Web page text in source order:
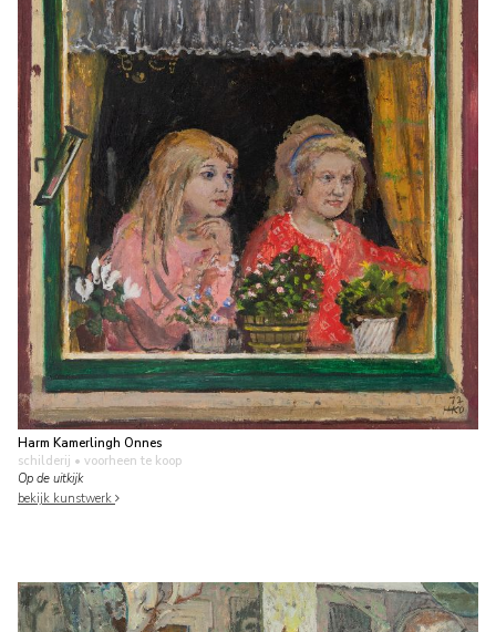
Harm Kamerlingh Onnes
schilderij • voorheen te koop
Op de uitkijk
bekijk kunstwerk